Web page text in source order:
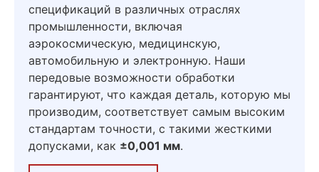
спецификаций в различных отраслях
промышленности, включая
аэрокосмическую, медицинскую,
автомобильную и электронную. Наши
передовые возможности обработки
гарантируют, что каждая деталь, которую мы
производим, соответствует самым высоким
стандартам точности, с такими жесткими
допусками, как ±0,001 мм.